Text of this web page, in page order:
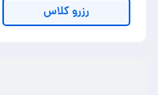
رزرو کلاس